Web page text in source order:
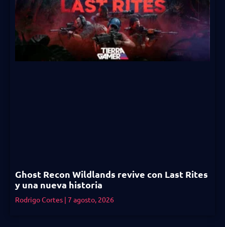
Ghost Recon Wildlands revive con Last Rites
y una nueva historia
Rodrigo Cortes 7 agosto, 2026